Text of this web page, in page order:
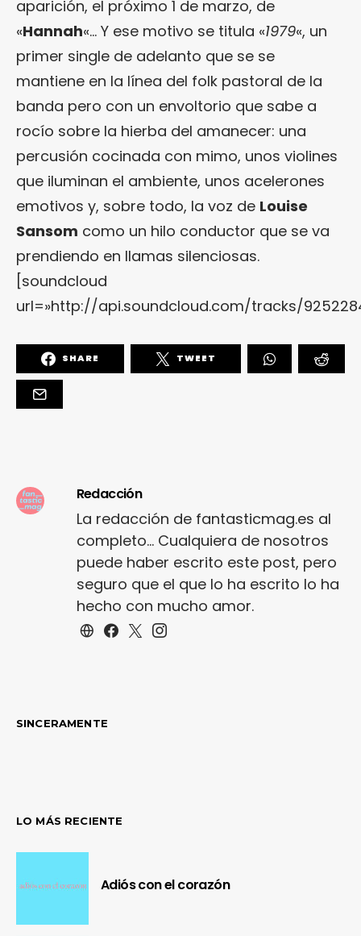
aparición, el próximo 1 de marzo, de
«Hannah«… Y ese motivo se titula «1979«, un
primer single de adelanto que se se
mantiene en la línea del folk pastoral de la
banda pero con un envoltorio que sabe a
rocío sobre la hierba del amanecer: una
percusión cocinada con mimo, unos violines
que iluminan el ambiente, unos acelerones
emotivos y, sobre todo, la voz de Louise
Sansom como un hilo conductor que se va
prendiendo en llamas silenciosas.
[soundcloud
url=»http://api.soundcloud.com/tracks/
SHARE TWEET
Redacción
La redacción de fantasticmag.es al
completo... Cualquiera de nosotros
puede haber escrito este post, pero
seguro que el que lo ha escrito lo ha
hecho con mucho amor.
SINCERAMENTE
LO MÁS RECIENTE
Adiós con el corazón